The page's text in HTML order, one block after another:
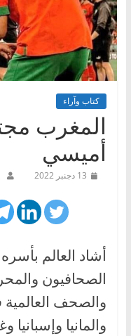
كتاب وآراء
المغرب
أميسي
13 دجنبر 2022
أشاد العالم
الصحافيون
والصحف العالمية
والمانيا